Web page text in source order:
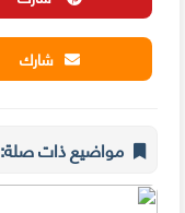
شارك
مواضيع ذات صلة: